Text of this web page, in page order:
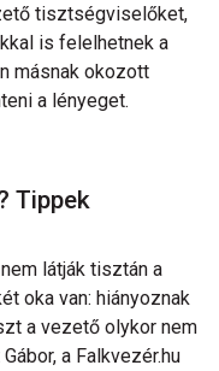
tisztségviselőket,
is felelhetnek a
másnak okozott
a lényeget.
Tippek
látják tisztán a
oka van: hiányoznak
a vezető olykor nem
a Falkvezér.hu